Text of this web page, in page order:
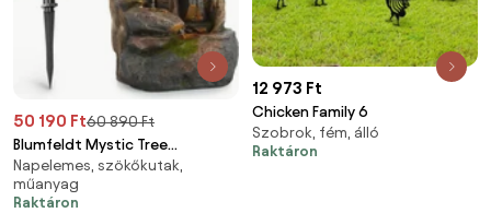
50 190 Ft60 890 Ft
Blumfeldt Mystic Tree
napelemes kút LED világítással,
poliészter gyanta
Napelemes, szökőkutak,
műanyag
Raktáron
12 973 Ft
Chicken Family 6
Szobrok, fém, álló
Raktáron